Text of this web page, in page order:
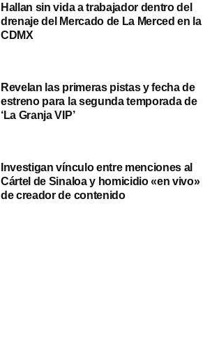
Hallan sin vida a trabajador dentro del
drenaje del Mercado de La Merced en la
CDMX
Revelan las primeras pistas y fecha de
estreno para la segunda temporada de
‘La Granja VIP’
Investigan vínculo entre menciones al
Cártel de Sinaloa y homicidio «en vivo»
de creador de contenido